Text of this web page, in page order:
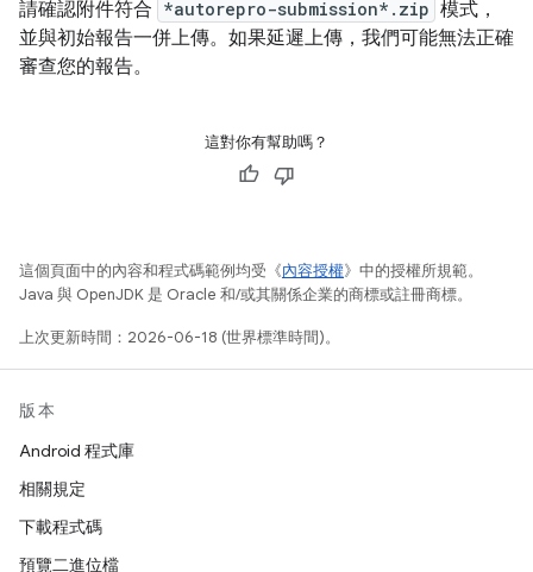
請確認附件符合 *autorepro-submission*.zip 模式，
並與初始報告一併上傳。如果延遲上傳，我們可能無法正確
審查您的報告。
這對你有幫助嗎？
這個頁面中的內容和程式碼範例均受《內容授權》中的授權所規範。
Java 與 OpenJDK 是 Oracle 和/或其關係企業的商標或註冊商標。
上次更新時間：2026-06-18 (世界標準時間)。
版本
Android 程式庫
相關規定
下載程式碼
預覽二進位檔